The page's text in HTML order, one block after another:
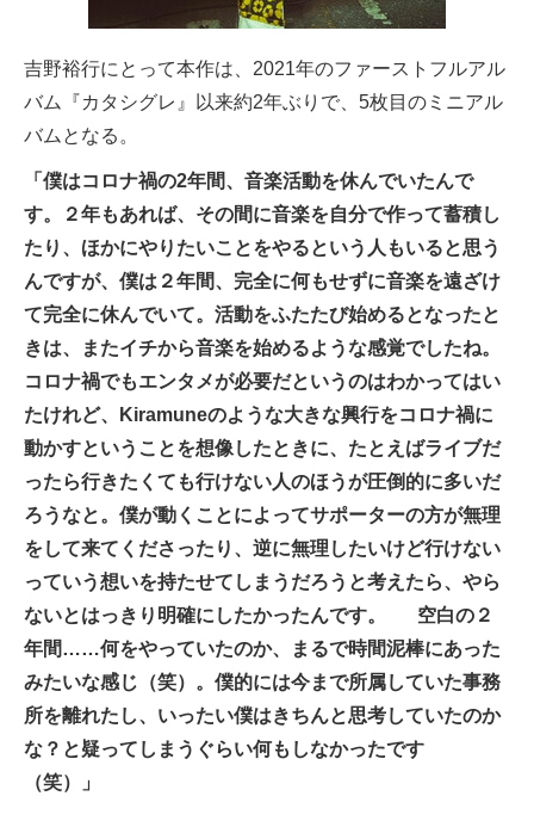
吉野裕行にとって本作は、2021年のファーストフルアル
バム『カタシグレ』以来約2年ぶりで、5枚目のミニアル
バムとなる。
「僕はコロナ禍の2年間、音楽活動を休んでいたんで
す。２年もあれば、その間に音楽を自分で作って蓄積し
たり、ほかにやりたいことをやるという人もいると思う
んですが、僕は２年間、完全に何もせずに音楽を遠ざけ
て完全に休んでいて。活動をふたたび始めるとなったと
きは、またイチから音楽を始めるような感覚でしたね。
コロナ禍でもエンタメが必要だというのはわかってはい
たけれど、Kiramuneのような大きな興行をコロナ禍に
動かすということを想像したときに、たとえばライブだ
ったら行きたくても行けない人のほうが圧倒的に多いだ
ろうなと。僕が動くことによってサポーターの方が無理
をして来てくださったり、逆に無理したいけど行けない
っていう想いを持たせてしまうだろうと考えたら、やら
ないとはっきり明確にしたかったんです。 空白の２
年間……何をやっていたのか、まるで時間泥棒にあった
みたいな感じ（笑）。僕的には今まで所属していた事務
所を離れたし、いったい僕はきちんと思考していたのか
な？と疑ってしまうぐらい何もしなかったです
（笑）」